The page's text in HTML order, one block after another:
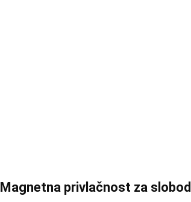
Magnetna privlačnost za